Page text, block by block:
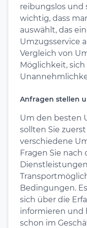
reibungslos und
wichtig, dass
auswählt, das
Umzugsservice
Vergleich von
Möglichkeit,
Anfragen stellen
Um den besten
sollten Sie
verschiedene
Fragen Sie nach
Bedingungen.
sich über die
informieren und
schon im